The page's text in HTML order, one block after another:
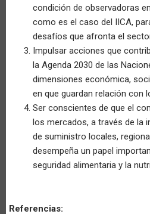
condición de observadoras
como es el caso del IICA,
desafíos que afronta el
Impulsar acciones que
la Agenda 2030 de las
dimensiones económica,
en que guardan relación con
Ser conscientes de que el
los mercados, a través de la
de suministro locales,
desempeña un papel
seguridad alimentaria y la
Referencias: